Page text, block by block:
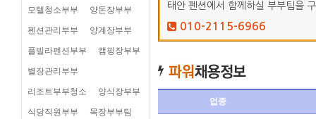
모텔청소부부 양돈장부부
펜션관리부부 양계장부부
플빌라펜션부부 캠핑장부부
별장관리부부
리조트부부청소 양식장부부
식당직원부부 목장부부팀
태안 펜션에서 함께하실 부부팀을
010-2115-6966
업종